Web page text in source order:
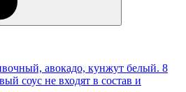
авокадо, кунжут белый. 8
соус не входят в состав и